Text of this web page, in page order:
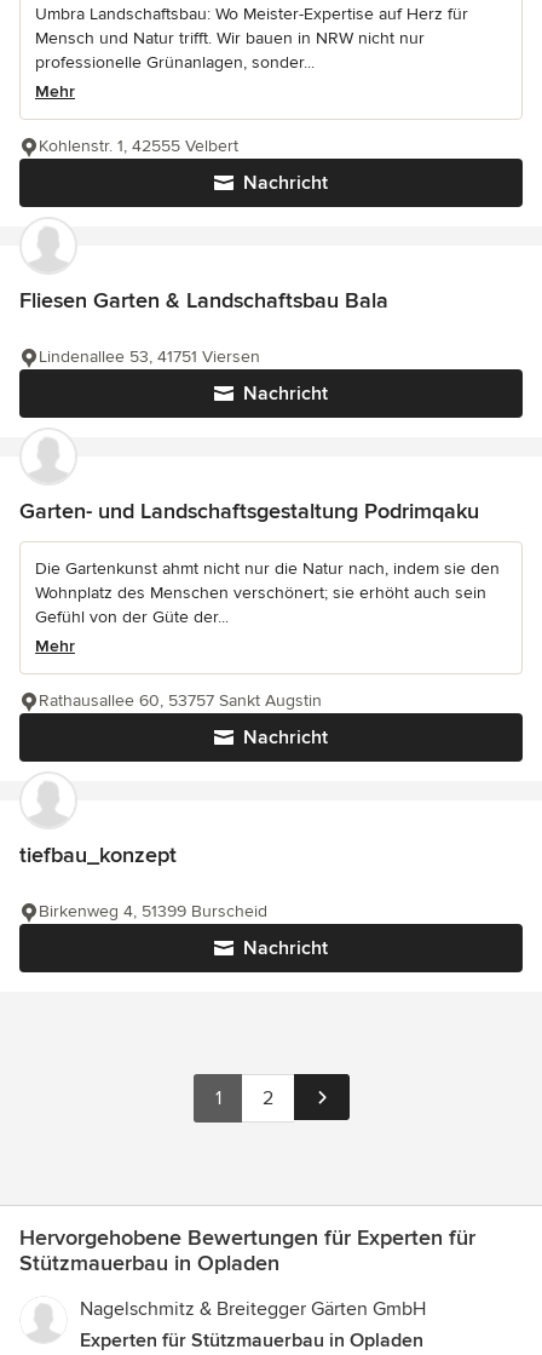
Umbra Landschaftsbau: Wo Meister-Expertise auf Herz für
Mensch und Natur trifft. Wir bauen in NRW nicht nur
professionelle Grünanlagen, sonder...
Mehr
Nachricht
Kohlenstr. 1, 42555 Velbert
Fliesen Garten & Landschaftsbau Bala
Nachricht
Lindenallee 53, 41751 Viersen
Garten- und Landschaftsgestaltung Podrimqaku
Die Gartenkunst ahmt nicht nur die Natur nach, indem sie den
Wohnplatz des Menschen verschönert; sie erhöht auch sein
Gefühl von der Güte der...
Mehr
Nachricht
Rathausallee 60, 53757 Sankt Augstin
tiefbau_konzept
Nachricht
Birkenweg 4, 51399 Burscheid
1 2
Hervorgehobene Bewertungen für Experten für
Stützmauerbau in Opladen
Nagelschmitz & Breitegger Gärten GmbH
Experten für Stützmauerbau in Opladen